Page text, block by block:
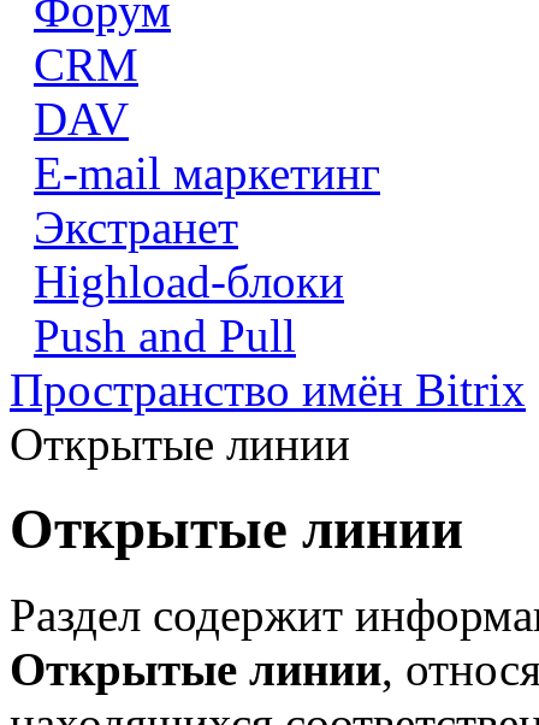
CRM
DAV
E-mail маркетинг
Экстранет
Highload-блоки
Push and Pull
Пространство имён Bitrix
Открытые линии
Открытые линии
Раздел содержит
Открытые линии,